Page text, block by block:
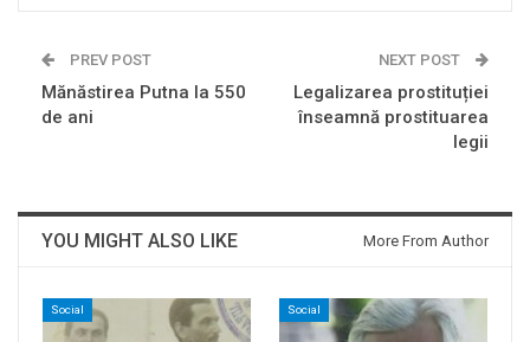
PREV POST
Mănăstirea Putna la 550
de ani
NEXT POST
Legalizarea prostituției
înseamnă prostituarea
legii
YOU MIGHT ALSO LIKE More From Author
Social Social